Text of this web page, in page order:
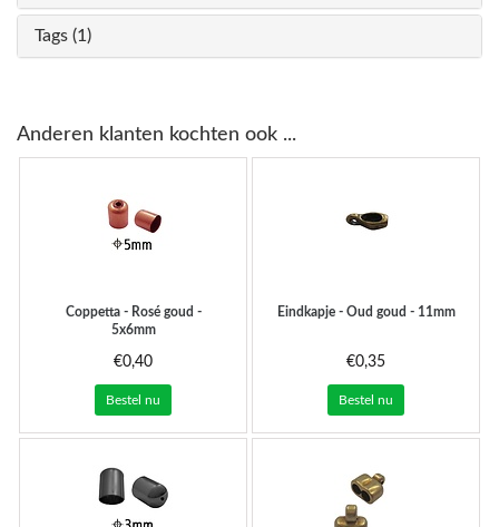
Tags (1)
Anderen klanten kochten ook ...
Coppetta - Rosé goud -
5x6mm
€0,40
Bestel nu
Eindkapje - Oud goud - 11mm
€0,35
Bestel nu